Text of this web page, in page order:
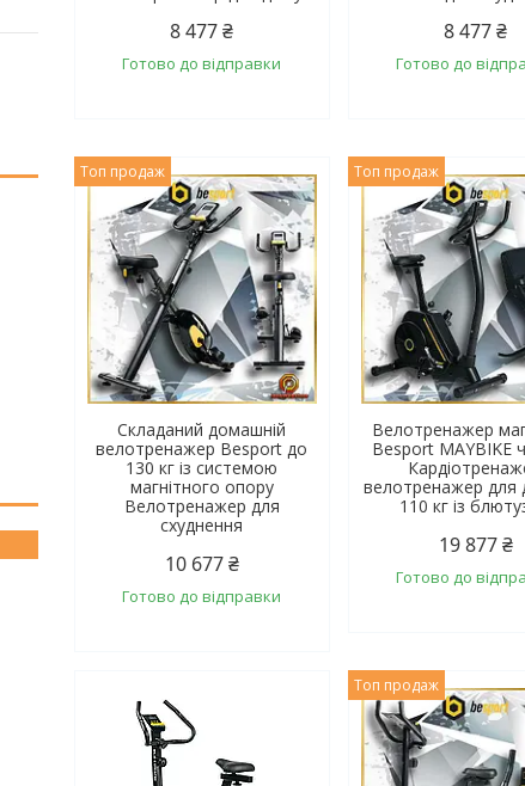
8 477 ₴
Готово до відправки
8 477 ₴
Готово до
Топ продаж
Складаний домашній
велотренажер Besport до
130 кг із системою
магнітного опору
Велотренажер для
схуднення
10 677 ₴
Готово до відправки
Топ продаж
Велотренажер
Besport MAYBIKE
велотренажер для
110 кг із
19 877 ₴
Готово до
Топ продаж